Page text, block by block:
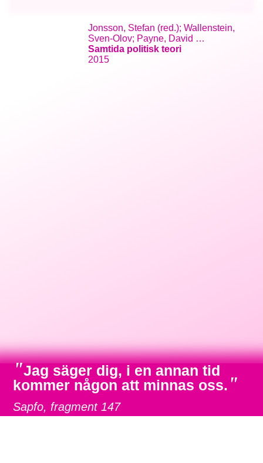
Jonsson, Stefan (red.); Wallenstein,
Sven-Olov; Payne, David …
Samtida politisk teori
2015
"Jag säger dig, i en annan tid
kommer någon att minnas oss. "
Sapfo, fragment 147